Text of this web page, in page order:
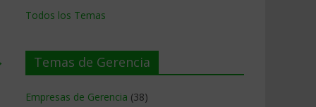
Todos los Temas
Temas de Gerencia
Empresas de Gerencia (38)